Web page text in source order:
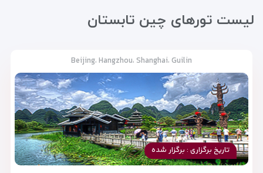
لیست تورهای چین تابستان
Beijing، Hangzhou، Shanghai، Guilin
تاریخ برگزاری : برگزار شده